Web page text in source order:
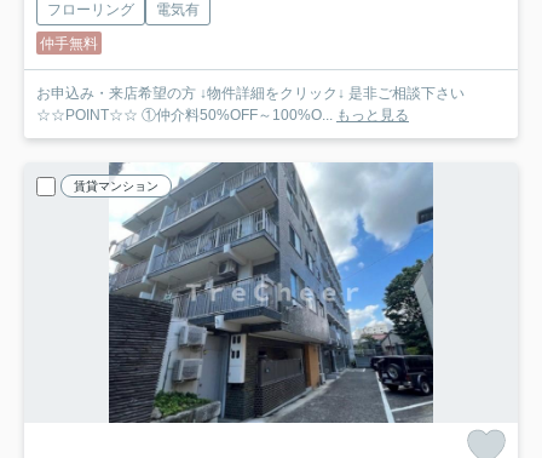
フローリング
電気有
仲手無料
お申込み・来店希望の方 ↓物件詳細をクリック↓ 是非ご相談下さい
☆☆POINT☆☆ ①仲介料50%OFF～100%O... もっと見る
賃貸マンション